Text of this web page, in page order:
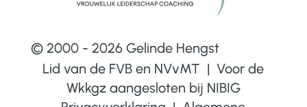
© 2000 - 2026 Gelinde Hengst
Lid van de FVB en NVvMT | Voor de
Wkkgz aangesloten bij NIBIG